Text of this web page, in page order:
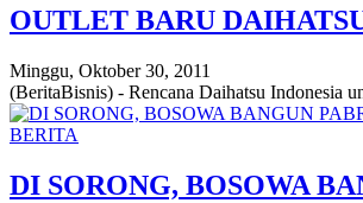
OUTLET BARU
Minggu, Oktober 30, 2011
(BeritaBisnis) - Rencana Daihatsu Indonesia
BERITA
DI SORONG, BOSOWA